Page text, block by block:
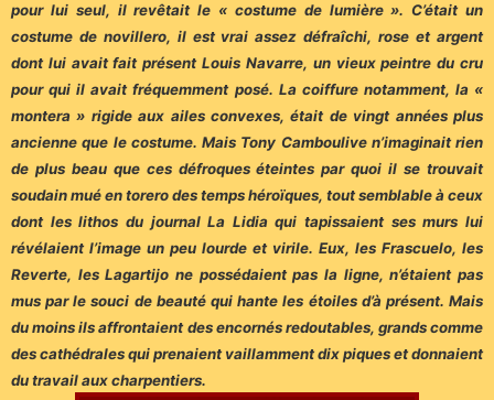
pour lui seul, il revêtait le « costume de lumière ». C’était un
costume de novillero, il est vrai assez défraîchi, rose et argent
dont lui avait fait présent Louis Navarre, un vieux peintre du cru
pour qui il avait fréquemment posé. La coiffure notamment, la «
montera » rigide aux ailes convexes, était de vingt années plus
ancienne que le costume. Mais Tony Camboulive n’imaginait rien
de plus beau que ces défroques éteintes par quoi il se trouvait
soudain mué en torero des temps héroïques, tout semblable à ceux
dont les lithos du journal La Lidia qui tapissaient ses murs lui
révélaient l’image un peu lourde et virile. Eux, les Frascuelo, les
Reverte, les Lagartijo ne possédaient pas la ligne, n’étaient pas
mus par le souci de beauté qui hante les étoiles d’à présent. Mais
du moins ils affrontaient des encornés redoutables, grands comme
des cathédrales qui prenaient vaillamment dix piques et donnaient
du travail aux charpentiers.